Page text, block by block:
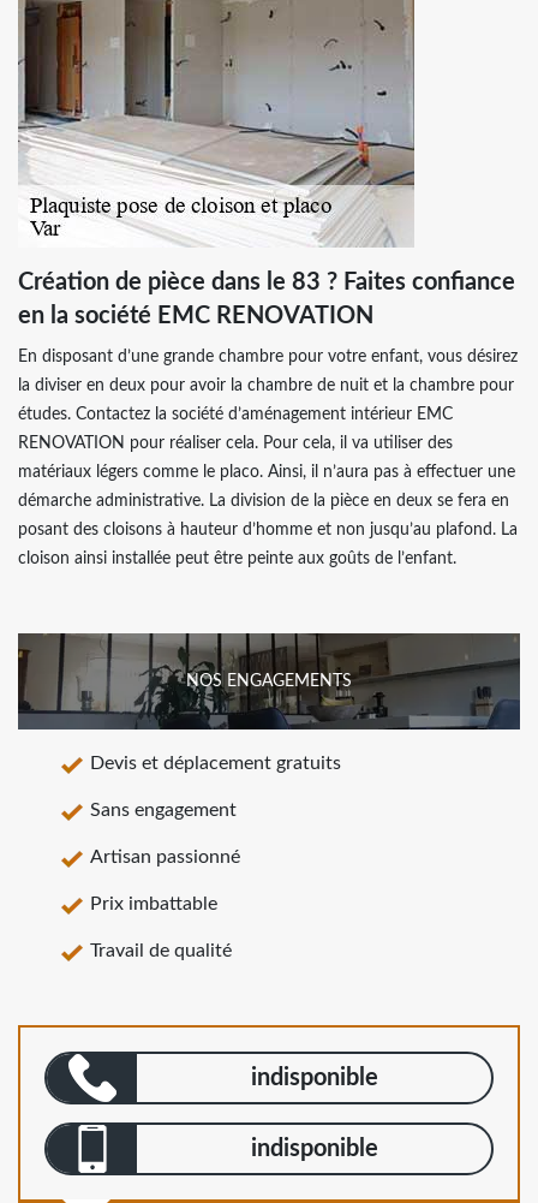
Création de pièce dans le 83 ? Faites confiance
en la société EMC RENOVATION
En disposant d’une grande chambre pour votre enfant, vous désirez
la diviser en deux pour avoir la chambre de nuit et la chambre pour
études. Contactez la société d’aménagement intérieur EMC
RENOVATION pour réaliser cela. Pour cela, il va utiliser des
matériaux légers comme le placo. Ainsi, il n’aura pas à effectuer une
démarche administrative. La division de la pièce en deux se fera en
posant des cloisons à hauteur d’homme et non jusqu’au plafond. La
cloison ainsi installée peut être peinte aux goûts de l’enfant.
NOS ENGAGEMENTS
Devis et déplacement gratuits
Sans engagement
Artisan passionné
Prix imbattable
Travail de qualité
indisponible
indisponible